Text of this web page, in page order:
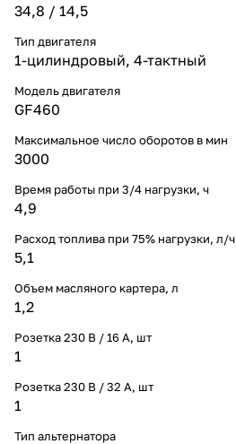
34,8 / 14,5
Тип двигателя
1-цилиндровый, 4-тактный
Модель двигателя
GF460
Максимальное число оборотов в мин
3000
Время работы при 3/4 нагрузки, ч
4,9
Расход топлива при 75% нагрузки, л/ч
5,1
Объем масляного картера, л
1,2
Розетка 230 В / 16 А, шт
1
Розетка 230 В / 32 А, шт
1
Тип альтернатора